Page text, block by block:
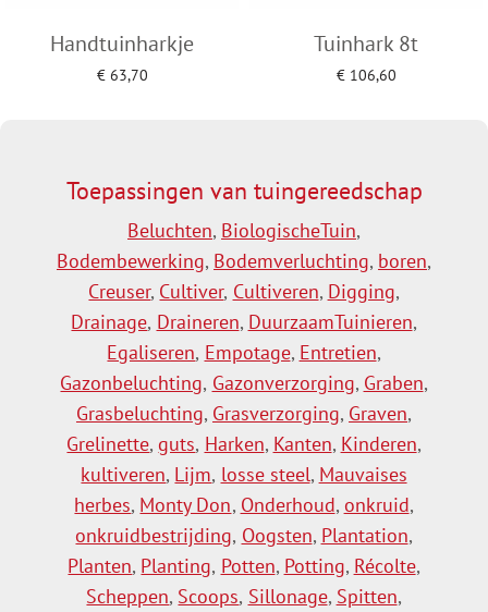
Handtuinharkje
€63,70
Tuinhark 8t
€106,60
Toepassingen van tuingereedschap
Beluchten, BiologischeTuin,
Bodembewerking, Bodemverluchting, boren,
Creuser, Cultiver, Cultiveren, Digging,
Drainage, Draineren, DuurzaamTuinieren,
Egaliseren, Empotage, Entretien,
Gazonbeluchting, Gazonverzorging, Graben,
Grasbeluchting, Grasverzorging, Graven,
Grelinette,guts, Harken, Kanten, Kinderen,
kultiveren, Lijm, losse steel, Mauvaises
herbes, Monty Don, Onderhoud, onkruid,
onkruidbestrijding, Oogsten, Plantation,
Planten, Planting, Potten, Potting, Récolte,
Scheppen, Scoops, Sillonage, Spitten,